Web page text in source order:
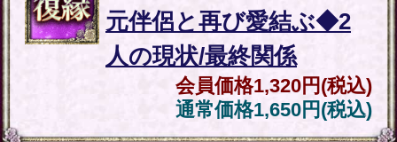
は、最初に購入された日を含め
10日間閲覧が可能です。ご購入
した際に送信されます注文受付
自動配信メールをご確認いただ
き、そちらに記載されておりま
すURLより閲覧することが可能
です。ご購入した占い結果をデ